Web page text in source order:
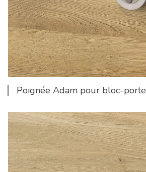
Poignée Adam pour bloc-porte